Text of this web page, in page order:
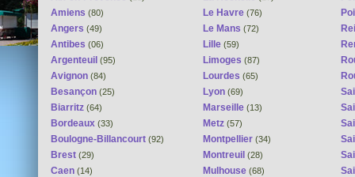
Amiens (80)
Angers (49)
Antibes (06)
Argenteuil (95)
Avignon (84)
Besançon (25)
Biarritz (64)
Bordeaux (33)
Boulogne-Billancourt (92)
Brest (29)
Caen (14)
Le Havre (76)
Le Mans (72)
Lille (59)
Limoges (87)
Lourdes (65)
Lyon (69)
Marseille (13)
Metz (57)
Montpellier (34)
Montreuil (28)
Mulhouse (68)